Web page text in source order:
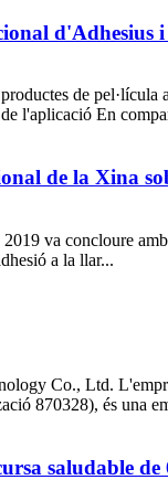
d'Adhesius
de
l'aplicació En
de la Xina
va concloure
a la llar...
Co., Ltd.
870328), és una
saludable de